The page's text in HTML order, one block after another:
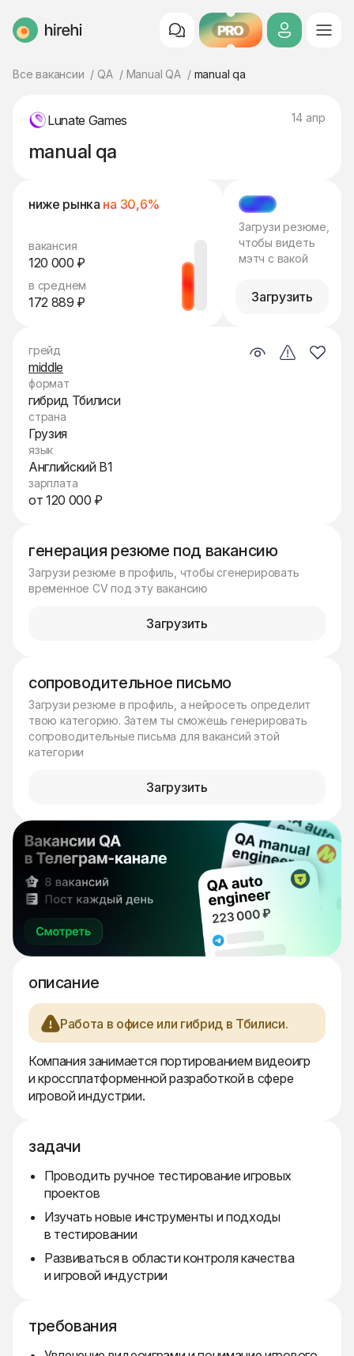
HireHi PRO
Все вакансии QA Manual QA manual qa
Lunate Games 14 апр
manual qa
ниже рынка на 30,6%
вакансия
120 000 ₽
в среднем
172 889 ₽
МЭТЧ
Загрузи резюме,
чтобы видеть
мэтч с вакой
Загрузить
генерация резюме под вакансию
Загрузи резюме в профиль, чтобы сгенерировать
временное CV под эту вакансию
Загрузить
сопроводительное письмо
Загрузи резюме в профиль, а нейросеть определит
твою категорию. Затем ты сможешь генерировать
сопроводительные письма для вакансий этой
категории
Загрузить
описание
Работа в офисе или гибрид в Тбилиси.
Компания занимается портированием видеоигр
и кроссплатформенной разработкой в сфере
игровой индустрии.
задачи
Проводить ручное тестирование игровых
проектов
Изучать новые инструменты и подходы
в тестировании
Развиваться в области контроля качества
и игровой индустрии
требования
грейд
middle
формат
гибрид Тбилиси
страна
Грузия
язык
Английский B1
зарплата
от 120 000 ₽